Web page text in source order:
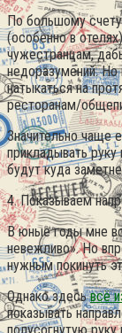
По большому
(особенно в
чужестранцам,
недоразумений. Но
натыкаться на
ресторанам/
Значительно чаще
прикладывать
будут куда
4. Показываем
В юные годы мне
невежливо». Но
нужным покинуть
Однако здесьвсё
показывать